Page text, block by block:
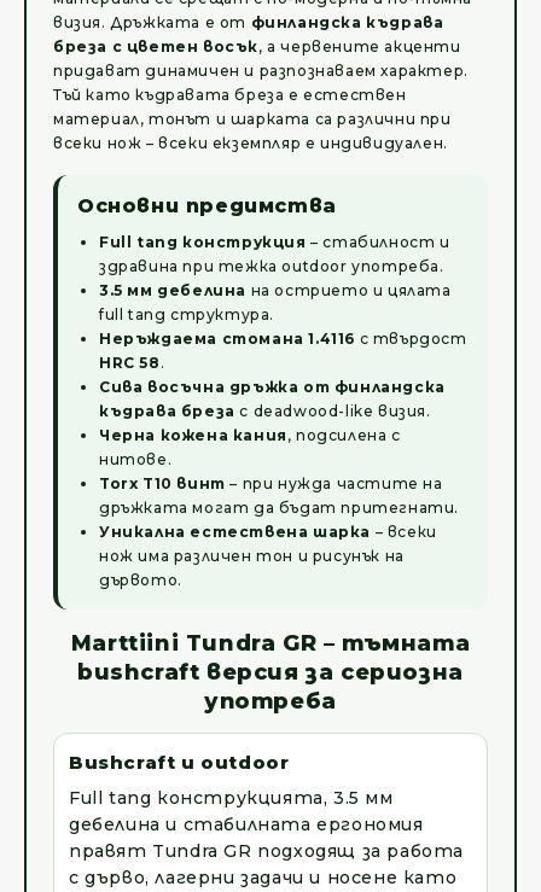
визия. Дръжката е от финландска къдрава
бреза с цветен восък, а червените акценти
придават динамичен и разпознаваем характер.
Тъй като къдравата бреза е естествен
материал, тонът и шарката са различни при
всеки нож – всеки екземпляр е индивидуален.
Основни предимства
Full tang конструкция – стабилност и
здравина при тежка outdoor употреба.
3.5 мм дебелина на острието и цялата
full tang структура.
Неръждаема стомана 1.4116 с твърдост
HRC 58 .
Сива восъчна дръжка от финландска
къдрава бреза с deadwood-like визия.
Черна кожена кания , подсилена с
нитове.
Torx T10 винт – при нужда частите на
дръжката могат да бъдат притегнати.
Уникална естествена шарка – всеки
нож има различен тон и рисунък на
дървото.
Marttiini Tundra GR – тъмната
bushcraft версия за сериозна
употреба
Bushcraft и outdoor
Full tang конструкцията, 3.5 мм
дебелина и стабилната ергономия
правят Tundra GR подходящ за работа
с дърво, лагерни задачи и носене като